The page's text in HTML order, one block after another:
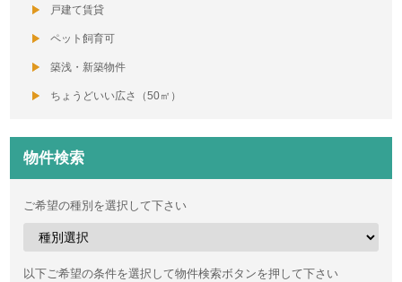
戸建て賃貸
ペット飼育可
築浅・新築物件
ちょうどいい広さ（50㎡）
物件検索
ご希望の種別を選択して下さい
以下ご希望の条件を選択して物件検索ボタンを押して下さい